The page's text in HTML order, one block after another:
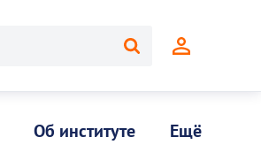
Об институте Ещё